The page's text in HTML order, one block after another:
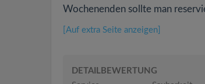
Wochenenden sollte man
[Auf extra Seite anzeigen]
DETAILBEWERTUNG